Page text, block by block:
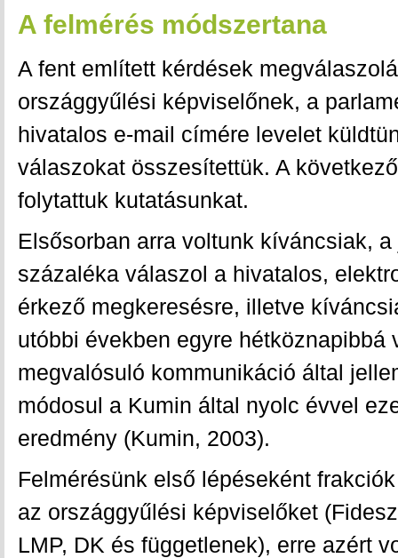
A felmérés módszertana
A fent említett kérdések
országgyűlési képviselőnek, a
hivatalos e-mail címére levelet
válaszokat összesítettük. A
folytattuk kutatásunkat.
Elsősorban arra voltunk kíváncsiak,
százaléka válaszol a hivatalos,
érkező megkeresésre, illetve
utóbbi években egyre hétköznapibbá
megvalósuló kommunikáció által
módosul a Kumin által nyolc évvel
eredmény (Kumin, 2003).
Felmérésünk első lépéseként
az országgyűlési képviselőket
LMP, DK és függetlenek), erre azért